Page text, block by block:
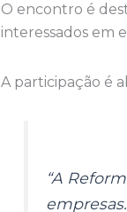
O encontro é
interessados em
A participação é
“A